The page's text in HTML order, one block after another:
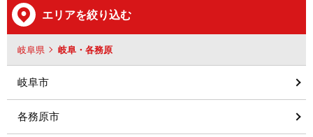
エリアを絞り込む
岐阜県 岐阜・各務原
岐阜市
各務原市